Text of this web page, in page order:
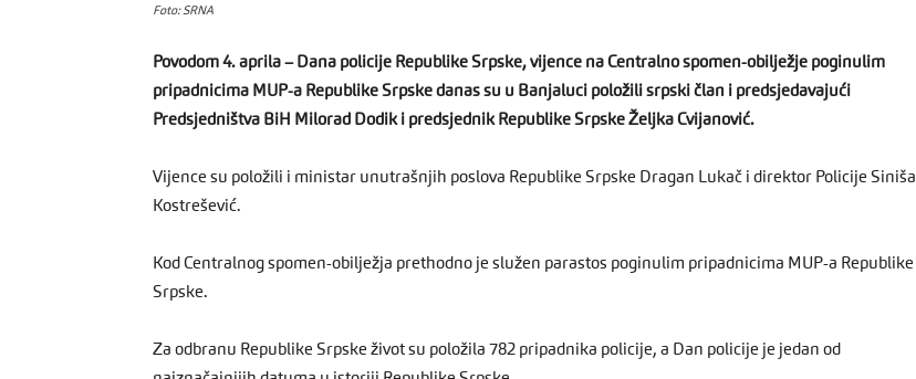
Foto: SRNA
Povodom 4. aprila – Dana policije Republike Srpske, vijence na Centralno spomen-obilježje poginulim
pripadnicima MUP-a Republike Srpske danas su u Banjaluci položili srpski član i predsjedavajući
Predsjedništva BiH Milorad Dodik i predsjednik Republike Srpske Željka Cvijanović.
Vijence su položili i ministar unutrašnjih poslova Republike Srpske Dragan Lukač i direktor Policije Siniša
Kostrešević.
Kod Centralnog spomen-obilježja prethodno je služen parastos poginulim pripadnicima MUP-a Republike
Srpske.
Za odbranu Republike Srpske život su položila 782 pripadnika policije, a Dan policije je jedan od